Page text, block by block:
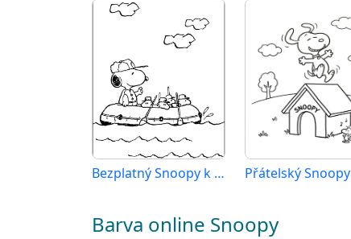
Bezplatný Snoopy k vytisknutí Přátelský Snoopy
Barva online Snoopy